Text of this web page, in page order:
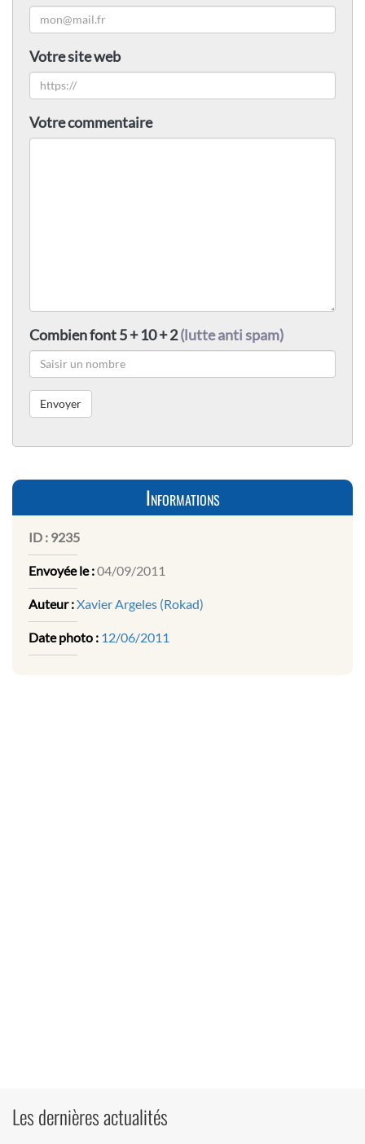
Votre site web
Votre commentaire
Combien font 5 + 10 + 2(lutte anti spam)
Informations
ID : 9235
Envoyée le :04/09/2011
Auteur :Xavier Argeles (Rokad)
Date photo : 12/06/2011
Les dernières actualités